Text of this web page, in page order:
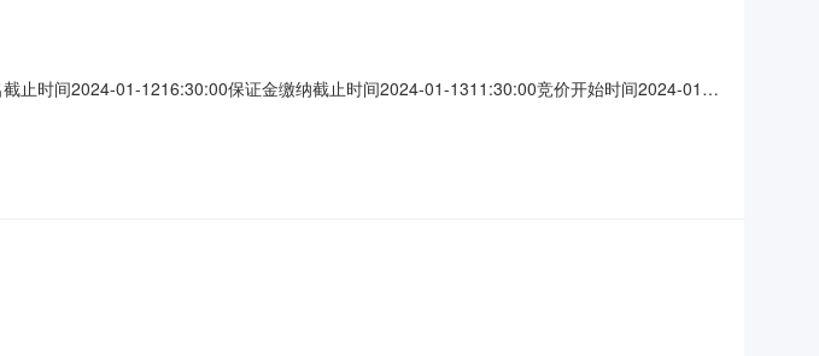
止时间2024-01-1216:30:00保证金缴纳截止时间2024-01-1311:30:00竞价开始时间2024-01-
力\车辆\工具并及时对货物进行打包\清运